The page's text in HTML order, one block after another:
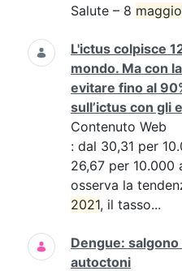
Salute – 8 maggio
L'ictus colpisce
mondo. Ma con
evitare fino al
sull’ictus con gli
Contenuto Web
: dal 30,31 per
26,67 per 10.000
osserva la
2021, il tasso...
Dengue:
autoctoni